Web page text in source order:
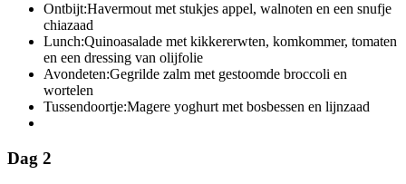
Ontbijt:Havermout met stukjes appel, walnoten en een snufje
chiazaad
Lunch:Quinoasalade met kikkererwten, komkommer, tomaten
en een dressing van olijfolie
Avondeten:Gegrilde zalm met gestoomde broccoli en
wortelen
Tussendoortje:Magere yoghurt met bosbessen en lijnzaad
Dag 2